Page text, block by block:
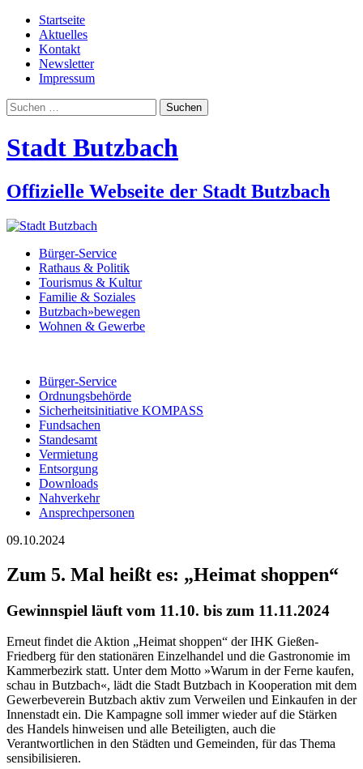
Startseite
Aktuelles
Kontakt
Newsletter
Impressum
Suchen
nach:
Stadt Butzbach
Offizielle Webseite der Stadt Butzbach
Bürger-Service
Rathaus & Politik
Tourismus & Kultur
Familie & Soziales
Butzbach»bewegen
Wohnen & Gewerbe
Bürger-Service
Ordnungsbehörde
Sicherheitsinitiative KOMPASS
Fundsachen
Standesamt
Vermietung
Entsorgung
Downloads
Nahverkehr
Ansprechpersonen
09.10.2024
Zum 5. Mal heißt es: „Heimat shoppen“
Gewinnspiel läuft vom 11.10. bis zum 11.11.2024
Erneut findet die Aktion „Heimat shoppen“ der IHK Gießen-
Friedberg für den stationären Einzelhandel und die Gastronomie im
Kammerbezirk statt. Unter dem Motto »Warum in der Ferne kaufen,
schau in Butzbach«, lädt die Stadt Butzbach in Kooperation mit dem
Gewerbeverein Butzbach aktiv zum Verweilen und Einkaufen in der
Innenstadt ein. Die Kampagne soll immer wieder auf die Stärken
des Handels hinweisen und alle Beteiligten, auch die
Verantwortlichen in den Städten und Gemeinden, für das Thema
sensibilisieren.